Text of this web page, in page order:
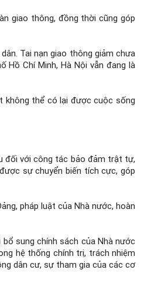
giao thông, đồng thời cũng góp
Tai nạn giao thông giảm chưa
Chí Minh, Hà Nội vẫn đang là
không thể có lại được cuộc sống
đối với công tác bảo đảm trật tự,
sự chuyển biến tích cực, góp
pháp luật của Nhà nước, hoàn
sung chính sách của Nhà nước
hệ thống chính trị, trách nhiệm
dân cư, sự tham gia của các cơ